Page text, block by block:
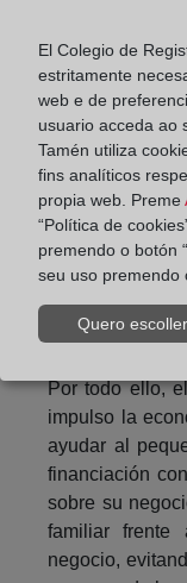
Es decir,
Mercantil y
familiar del
embargada
negocio, y ese
respondiendo
con la
anteriores a la
de su
Por todo ello,
impulso la
ayudar al
financiación
sobre su
familiar frente
negocio,
El Colegio de
estritamente
web e de
usuario acceda ao
Tamén utiliza
fins analíticos
propia web. Preme
“Política de
premendo o botón
seu uso premendo
Quero